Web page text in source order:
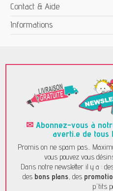
Contact & Aide
Informations
✉ Abonnez-vous à
averti.e de tous
Promis on ne spam pas...
vous pouvez vous
Dans notre newsletter il y a :
des bons plans, des
p'tits